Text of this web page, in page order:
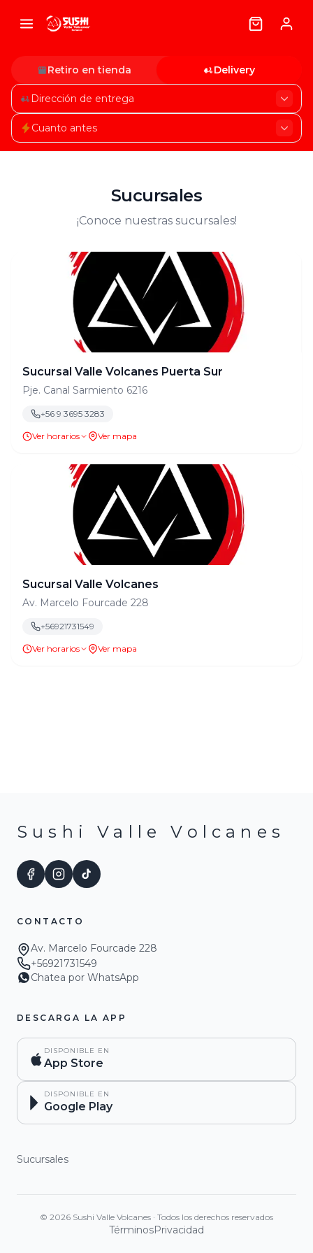
Retiro en tienda Delivery
Dirección de entrega
Cuanto antes
Sucursales
¡Conoce nuestras sucursales!
Sucursal Valle Volcanes Puerta Sur
Pje. Canal Sarmiento 6216
+56 9 3695 3283
Ver horarios Ver mapa
Sucursal Valle Volcanes
Av. Marcelo Fourcade 228
+56921731549
Ver horarios Ver mapa
Sushi Valle Volcanes
CONTACTO
Av. Marcelo Fourcade 228
+56921731549
Chatea por WhatsApp
DESCARGA LA APP
DISPONIBLE EN
App Store
DISPONIBLE EN
Google Play
Sucursales
© 2026 Sushi Valle Volcanes · Todos los derechos reservados
TérminosPrivacidad